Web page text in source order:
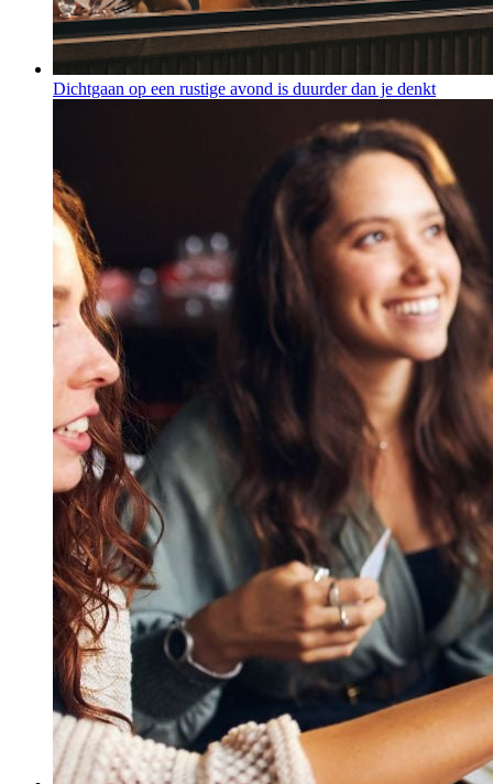
Dichtgaan op een rustige avond is duurder dan je denkt